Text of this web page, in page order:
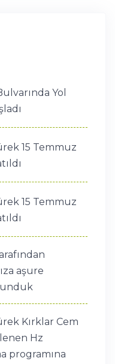
Yol
15 Temmuz
15 Temmuz
aşure
Kırklar Cem
Hz
programına